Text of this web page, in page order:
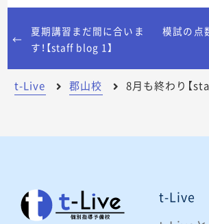
夏期講習まだ間に合いま
す！【staff blog 1】
模試の点
t-Live 郡山校 8月も終わり【
t-Live